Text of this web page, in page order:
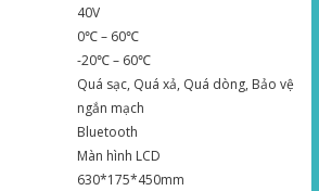
40V
0℃ – 60℃
-20℃ – 60℃
Quá sạc, Quá xả, Quá dòng, Bảo vệ
ngắn mạch
Bluetooth
Màn hình LCD
630*175*450mm